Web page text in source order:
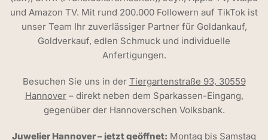
und Amazon TV. Mit rund 200.000 Followern auf TikTok ist
unser Team Ihr zuverlässiger Partner für Goldankauf,
Goldverkauf, edlen Schmuck und individuelle
Anfertigungen.
Besuchen Sie uns in der Tiergartenstraße 93, 30559
Hannover– direkt neben dem Sparkassen-Eingang,
gegenüber der Hannoverschen Volksbank.
Juwelier Hannover – jetzt geöffnet: Montag bis Samstag